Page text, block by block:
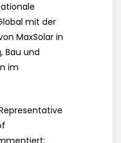
mit der
MaxSolar in
Bau und
im